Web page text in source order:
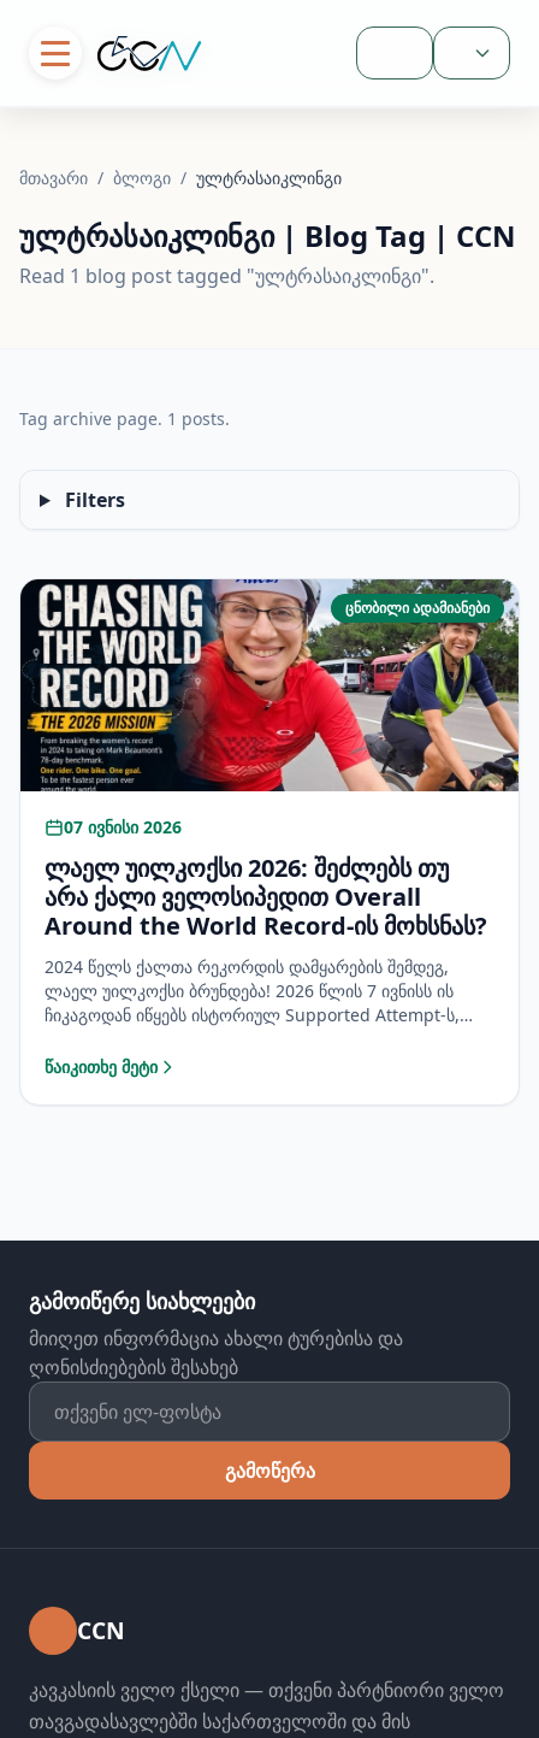
შესვლა
მთავარი / ბლოგი / ულტრასაიკლინგი
ულტრასაიკლინგი | Blog Tag | CCN
Read 1 blog post tagged "ულტრასაიკლინგი".
Tag archive page. 1 posts.
Filters
ცნობილი ადამიანები
07 ივნისი 2026
ლაელ უილკოქსი 2026: შეძლებს თუ
არა ქალი ველოსიპედით Overall
Around the World Record-ის მოხსნას?
2024 წელს ქალთა რეკორდის დამყარების შემდეგ,
ლაელ უილკოქსი ბრუნდება! 2026 წლის 7 ივნისს ის
ჩიკაგოდან იწყებს ისტორიულ Supported Attempt-ს,
რეკორდი მოხსნას და გახდეს ყველაზე სწრაფი
დისტანცია დაუფარავს.
წაიკითხე მეტი
: ლაელ უილკოქსი 2026: შეძლებს თუ არა ქალი
გამოიწერე სიახლეები
მიიღეთ ინფორმაცია ახალი ტურებისა და
ღონისძიებების შესახებ
გამოწერა
CCN
კავკასიის ველო ქსელი — თქვენი პარტნიორი ველო
თავგადასავლებში საქართველოში და მის